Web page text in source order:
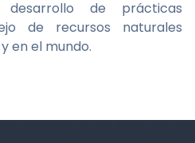
desarrollo de prácticas
de recursos naturales
en el mundo.